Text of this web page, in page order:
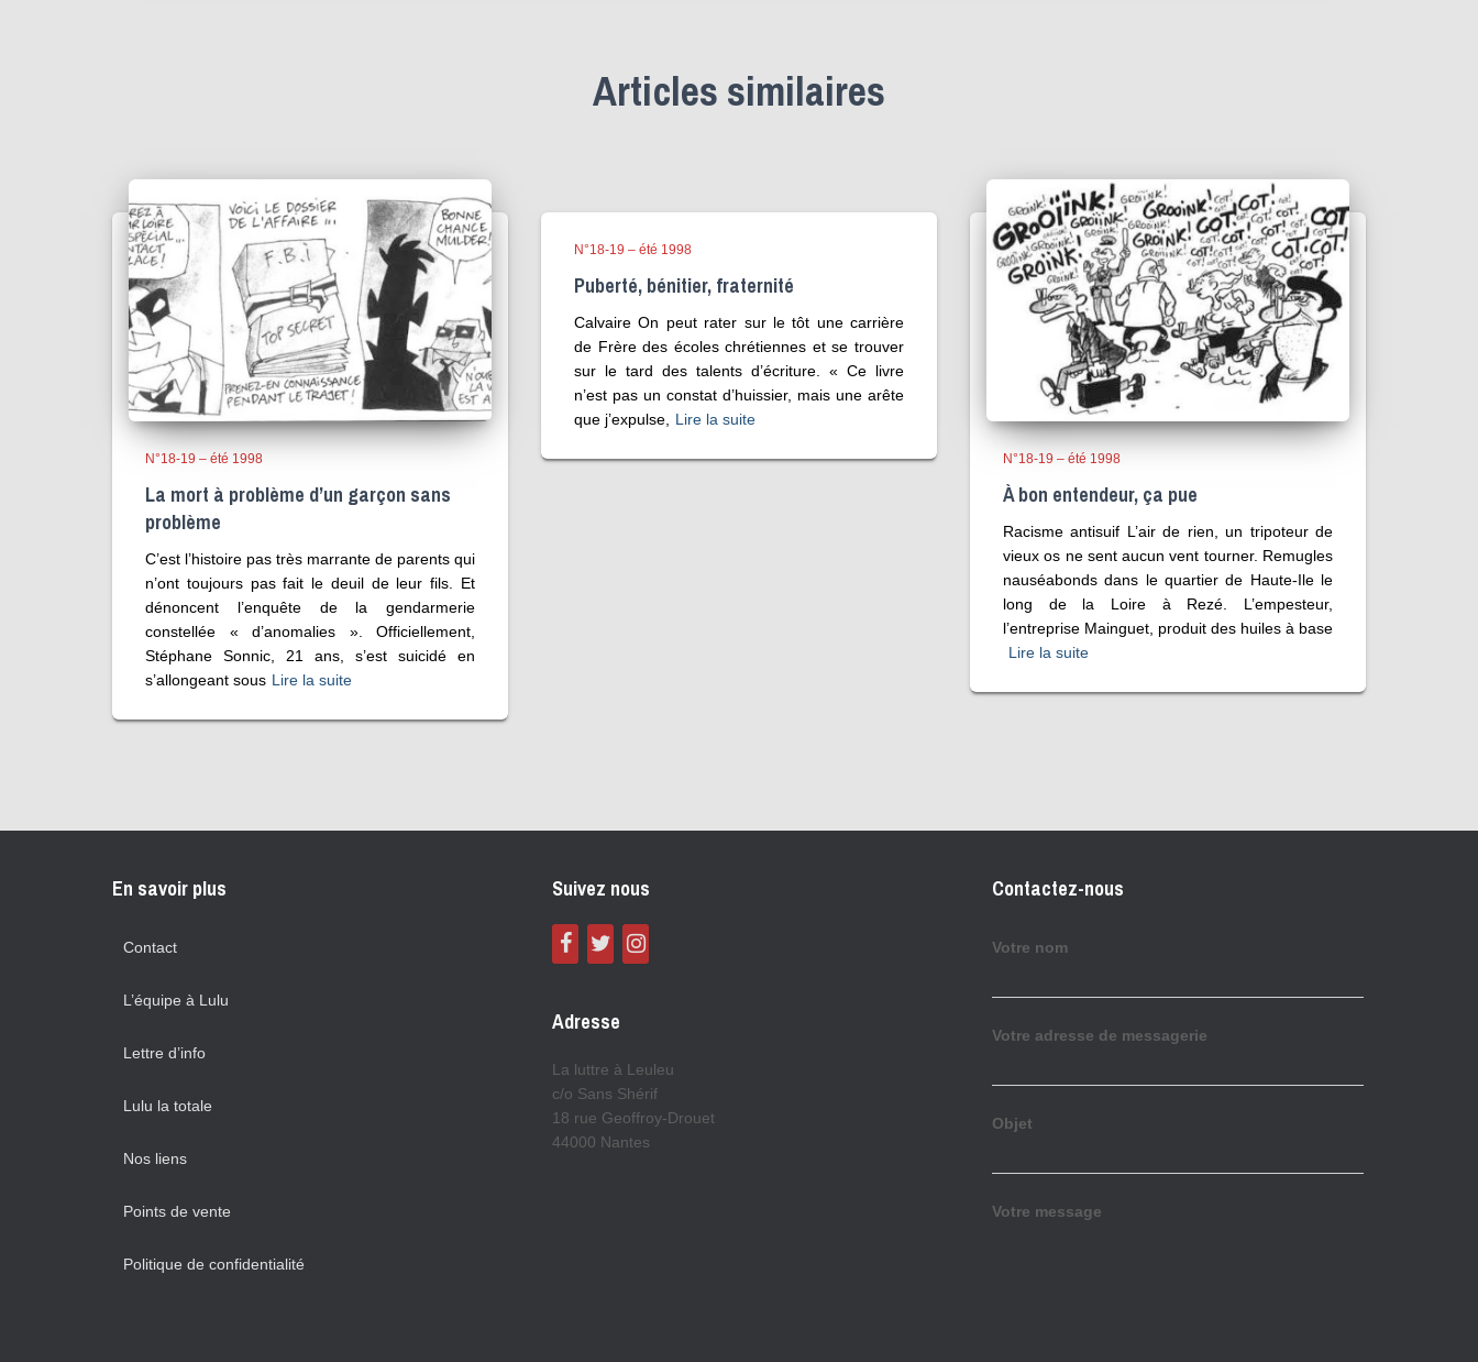
Articles similaires
N°18-19 – été 1998
La mort à problème d’un garçon sans
problème
C’est l’histoire pas très marrante de parents qui
n’ont toujours pas fait le deuil de leur fils. Et
dénoncent l’enquête de la gendarmerie
constellée « d’anomalies ». Officiellement,
Stéphane Sonnic, 21 ans, s’est suicidé en
s’allongeant sous Lire la suite
N°18-19 – été 1998
Puberté, bénitier, fraternité
Calvaire On peut rater sur le tôt une carrière
de Frère des écoles chrétiennes et se trouver
sur le tard des talents d’écriture. « Ce livre
n’est pas un constat d’huissier, mais une arête
que j’expulse,
Lire la suite
N°18-19 – été 1998
À bon entendeur, ça pue
Racisme antisuif L’air de rien, un tripoteur de
vieux os ne sent aucun vent tourner. Remugles
nauséabonds dans le quartier de Haute-Ile le
long de la Loire à Rezé. L’empesteur,
l’entreprise Mainguet, produit des huiles à base
Lire la suite
En savoir plus
Contact
L’équipe à Lulu
Lettre d’info
Lulu la totale
Nos liens
Points de vente
Politique de confidentialité
Suivez nous
Adresse
La luttre à Leuleu
c/o Sans Shérif
18 rue Geoffroy-Drouet
44000 Nantes
Contactez-nous
Votre nom
Votre adresse de messagerie
Objet
Votre message